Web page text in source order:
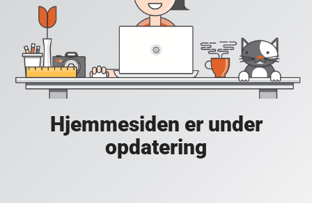
Hjemmesiden er under
opdatering